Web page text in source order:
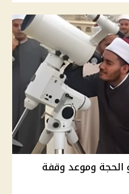
الحجة وموعد وقفة